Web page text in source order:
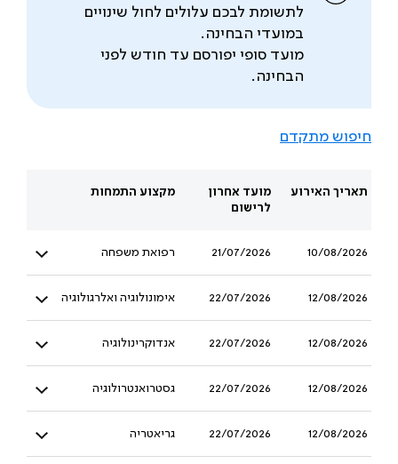
לתשומת לבכם עלולים לחול שינויים
במועדי הבחינה.
מועד סופי יפורסם עד חודש לפני
הבחינה.
חיפוש מתקדם
תאריך האירוע
מועד אחרון
לרישום
מקצוע התמחות
10/08/2026
21/07/2026 רפואת משפחה
12/08/2026
22/07/2026 אימונולוגיה ואלרגולוגיה
12/08/2026
22/07/2026 אנדוקרינולוגיה
12/08/2026
22/07/2026 גסטרואנטרולוגיה
12/08/2026
22/07/2026 גריאטריה